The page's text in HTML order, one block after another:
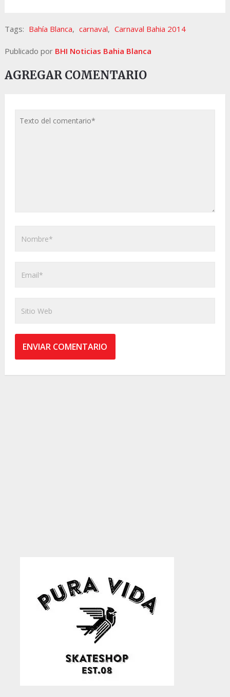
Tags: Bahía Blanca, carnaval, Carnaval Bahia 2014
Publicado por BHI Noticias Bahia Blanca
AGREGAR COMENTARIO